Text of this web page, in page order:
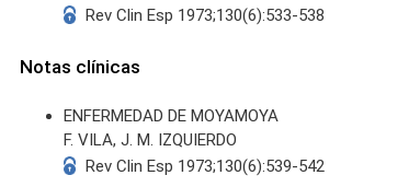
Rev Clin Esp 1973;130(6):533-538
Notas clínicas
ENFERMEDAD DE MOYAMOYA
F. VILA, J. M. IZQUIERDO
Rev Clin Esp 1973;130(6):539-542